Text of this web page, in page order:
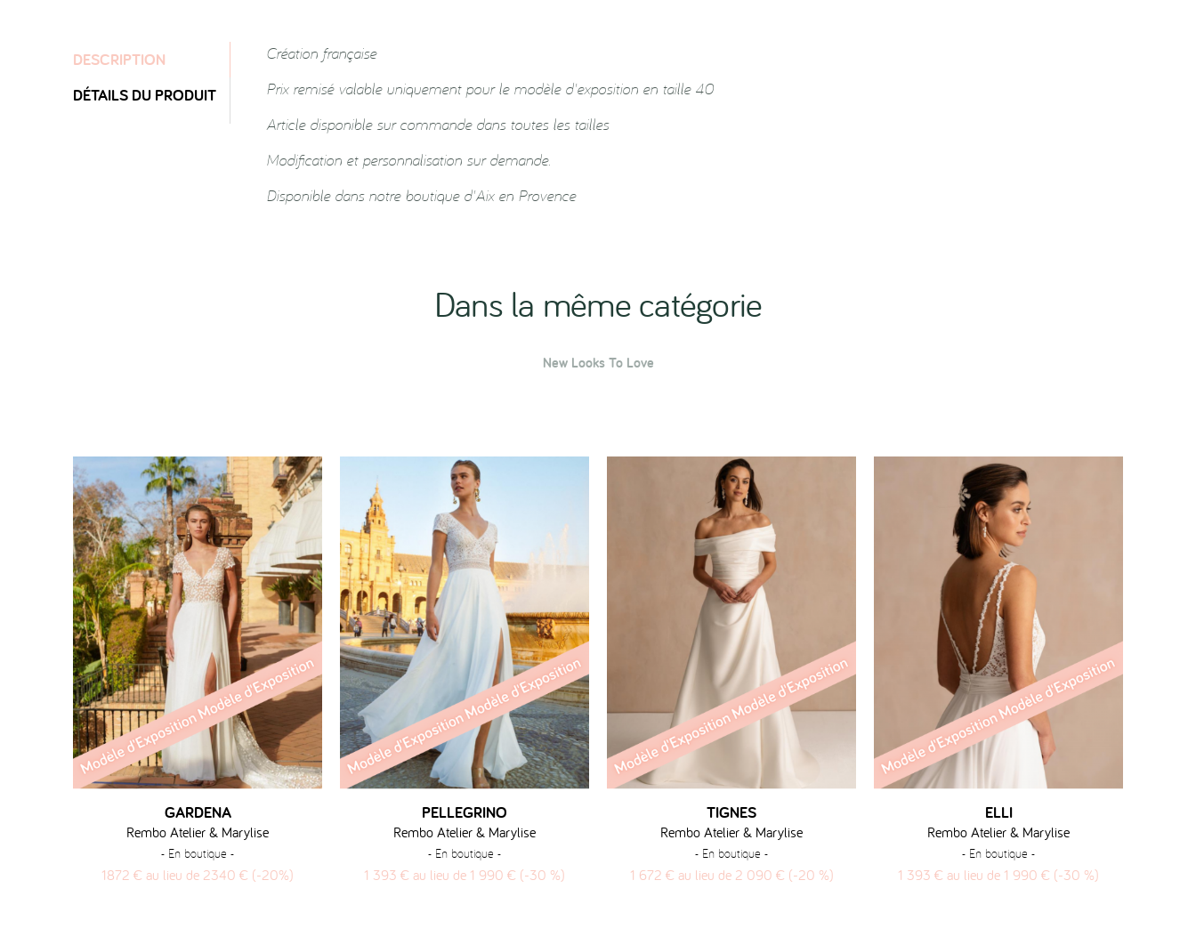
DESCRIPTION
DÉTAILS DU PRODUIT
Création française
Prix remisé valable uniquement pour le modèle d'exposition en taille 40
Article disponible sur commande dans toutes les tailles
Modification et personnalisation sur demande.
Disponible dans notre boutique d'Aix en Provence
Dans la même catégorie
New Looks To Love
GARDENA
Rembo Atelier & Marylise
- En boutique -
1872 € au lieu de 2340 € (-20%)
PELLEGRINO
Rembo Atelier & Marylise
- En boutique -
1 393 € au lieu de 1 990 € (-30 %)
TIGNES
Rembo Atelier & Marylise
- En boutique -
1 672 € au lieu de 2 090 € (-20 %)
ELLI
Rembo Atelier & Marylise
- En boutique -
1 393 € au lieu de 1 990 € (-30 %)